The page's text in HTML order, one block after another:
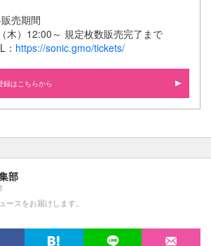
販売期間
木）12:00～ 規定枚数販売完了まで
https://sonic.gmo/tickets/
録はこちらから
部
ースをお届けします。